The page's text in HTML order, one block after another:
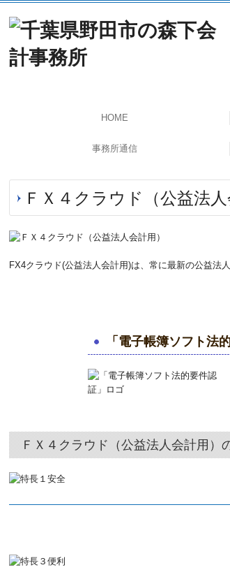
HOME
事務所通信
ＦＸ４クラウド（公益法人
FX4クラウド(公益法人会計用)は、常に最新の公益法
「電子帳簿ソフト法
ＦＸ４クラウド（公益法人会計用）